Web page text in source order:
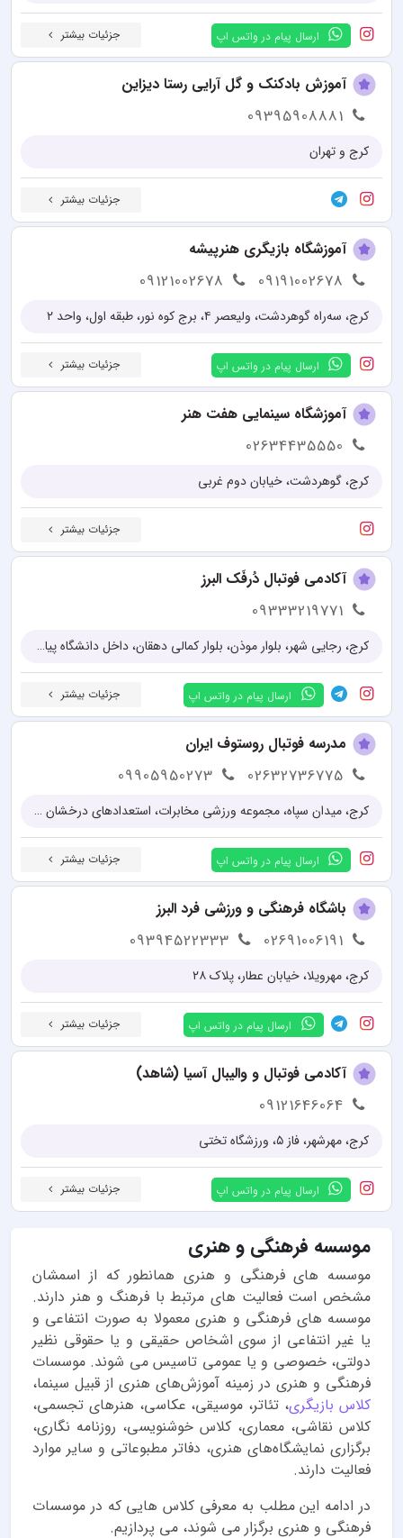
ارسال پیام در واتس اپ جزئیات بیشتر
آموزش بادکنک و گل آرایی رستا دیزاین
09395908881
کرج و تهران
جزئیات بیشتر
آموزشگاه بازیگری هنرپیشه
09191002678
09121002678
کرج، سه‌راه گوهردشت، ولیعصر ۴، برج کوه نور، طبقه اول، واحد ۲
ارسال پیام در واتس اپ جزئیات بیشتر
آموزشگاه سینمایی هفت هنر
02634435550
کرج، گوهردشت، خیابان دوم غربی
جزئیات بیشتر
آکادمی فوتبال دُرفَک البرز
09333219771
کرج، رجایی شهر، بلوار موذن، بلوار کمالی دهقان، داخل دانشگاه پیام نور، چمن مصنوعی درفک
ارسال پیام در واتس اپ جزئیات بیشتر
مدرسه فوتبال روستوف ایران
02632736775
09905950273
کرج، میدان سپاه، مجموعه ورزشی مخابرات، استعدادهای درخشان البرز
ارسال پیام در واتس اپ جزئیات بیشتر
باشگاه فرهنگی و ورزشی فرد البرز
02691006191
09394522333
کرج، مهرویلا، خیابان عطار، پلاک ۲۸
ارسال پیام در واتس اپ جزئیات بیشتر
آکادمی فوتبال و والیبال آسیا (شاهد)
09121646064
کرج، مهرشهر، فاز ۵، ورزشگاه تختی
ارسال پیام در واتس اپ جزئیات بیشتر
موسسه فرهنگی و هنری
موسسه های فرهنگی و هنری همانطور که از اسمشان
مشخص است فعالیت های مرتبط با فرهنگ و هنر دارند.
موسسه های فرهنگی و هنری معمولا به صورت انتفاعی و
یا غیر انتفاعی از سوی اشخاص حقیقی و یا حقوقی نظیر
دولتی، خصوصی و یا عمومی تاسیس می شوند. موسسات
فرهنگی و هنری در زمینه آموزش‌های هنری از قبیل سینما،
کلاس بازیگری، تئاتر، موسیقی، عکاسی، هنرهای تجسمی،
کلاس نقاشی، معماری، کلاس خوشنویسی، روزنامه نگاری،
برگزاری نمایشگاه‌های هنری، دفاتر مطبوعاتی و سایر موارد
فعالیت دارند.
در ادامه این مطلب به معرفی کلاس هایی که در موسسات
فرهنگی و هنری برگزار می شوند، می پردازیم.